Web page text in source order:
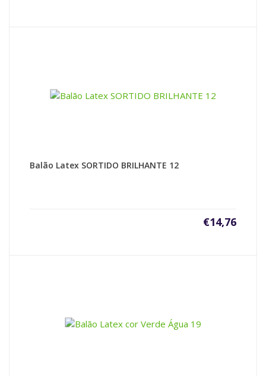
Balão Latex SORTIDO BRILHANTE 12
€14,76